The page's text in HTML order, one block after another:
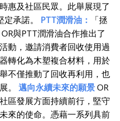
惠及社區民眾。此舉展現了
承諾。 PTT潤滑油：
「拯
與PTT潤滑油合作推出了
動，邀請消費者回收使用過
轉化為木塑複合材料，用於
不僅推動了回收再利用，也
。 邁向永續未來的願景OR
區發展方面持續前行，堅守
來的使命。憑藉一系列具前